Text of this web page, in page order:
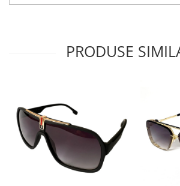
PRODUSE